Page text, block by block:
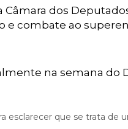
Câmara dos
e combate ao
na semana do
esclarecer que se trata de